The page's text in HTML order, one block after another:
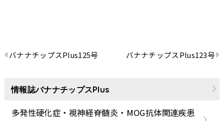
バナナチップスPlus125号 バナナチップスPlus123号
情報誌バナナチップスPlus
多発性硬化症・視神経脊髄炎・MOG抗体関連疾患